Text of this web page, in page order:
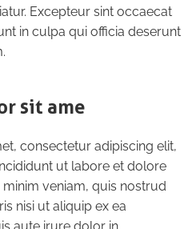
Excepteur sint occaecat
in culpa qui officia deserunt
sit ame
consectetur adipiscing elit,
ut labore et dolore
veniam, quis nostrud
nisi ut aliquip ex ea
aute irure dolor in